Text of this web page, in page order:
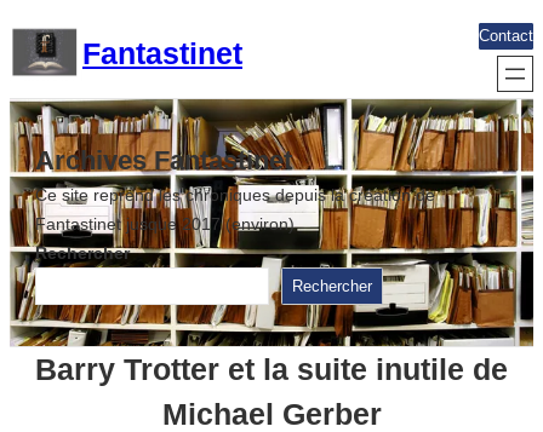
contenu
Fantastinet
Contact
Archives Fantastinet
Ce site reprend les chroniques depuis la création de
Fantastinet jusque 2017 (environ)
Rechercher
Rechercher
Barry Trotter et la suite inutile de
Michael Gerber